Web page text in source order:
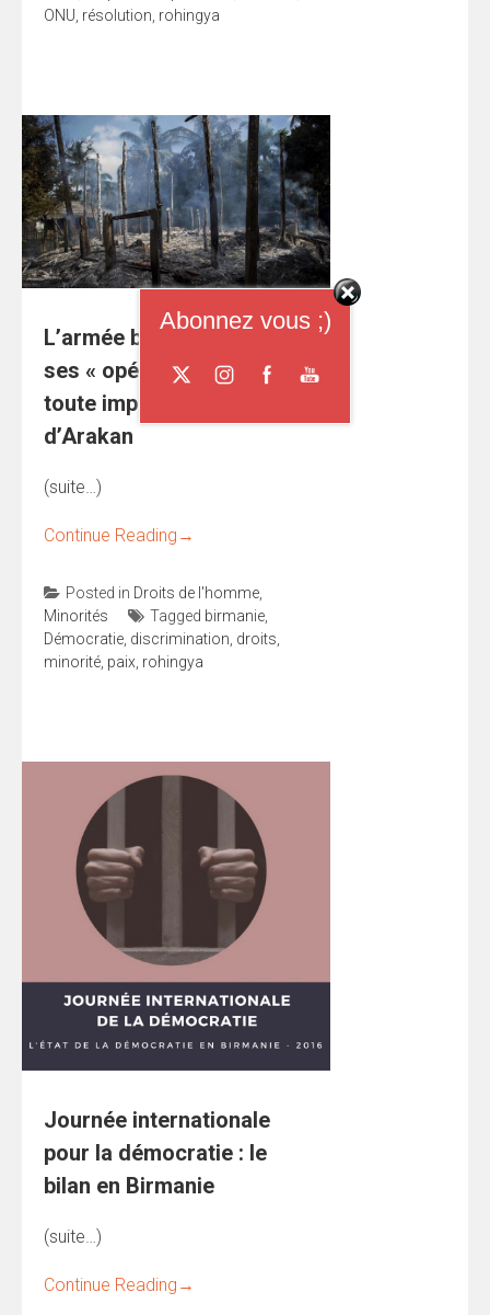
ONU résolution rohingya
L’armée birmane continue
ses « opérations » en
toute impunité dans l’État
d’Arakan
(suite…)
Continue Reading →
Posted in Droits de l'homme,
Minorités
Tagged birmanie,
Démocratie, discrimination, droits,
minorité, paix, rohingya
Journée internationale
pour la démocratie : le
bilan en Birmanie
(suite…)
Continue Reading →
Abonnez vous ;)